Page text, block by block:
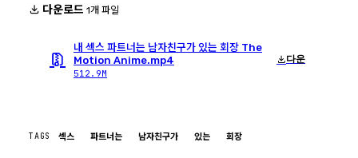
다운로드 1개 파일
내 섹스 파트너는 남자친구가 있는 회장 The
Motion Anime.mp4
512.9M
다운
TAGS 섹스 파트너는 남자친구가 있는 회장